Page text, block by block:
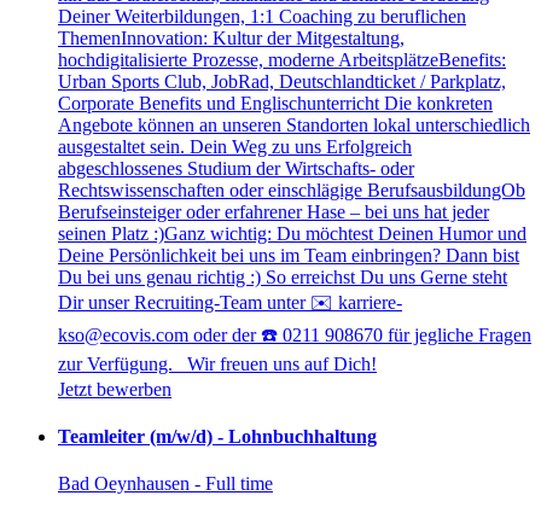
Deiner Weiterbildungen, 1:1 Coaching zu beruflichen
ThemenInnovation: Kultur der Mitgestaltung,
hochdigitalisierte Prozesse, moderne ArbeitsplätzeBenefits:
Urban Sports Club, JobRad, Deutschlandticket / Parkplatz,
Corporate Benefits und Englischunterricht Die konkreten
Angebote können an unseren Standorten lokal unterschiedlich
ausgestaltet sein. Dein Weg zu uns Erfolgreich
abgeschlossenes Studium der Wirtschafts- oder
Rechtswissenschaften oder einschlägige BerufsausbildungOb
Berufseinsteiger oder erfahrener Hase – bei uns hat jeder
seinen Platz :)Ganz wichtig: Du möchtest Deinen Humor und
Deine Persönlichkeit bei uns im Team einbringen? Dann bist
Du bei uns genau richtig :) So erreichst Du uns Gerne steht
Dir unser Recruiting-Team unter ✉️ karriere-
kso@ecovis.com oder der ☎️ 0211 908670 für jegliche Fragen
zur Verfügung. Wir freuen uns auf Dich!
Jetzt bewerben
Teamleiter (m/w/d) - Lohnbuchhaltung
Bad Oeynhausen - Full time